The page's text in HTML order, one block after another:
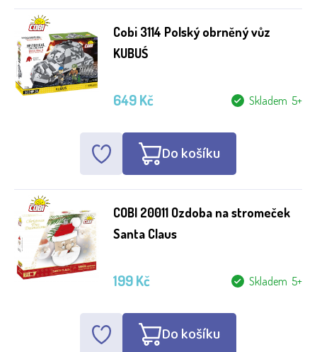
Cobi 3114 Polský obrněný vůz
KUBUŚ
Skladem 5+
649 Kč
Do košíku
COBI 20011 Ozdoba na stromeček
Santa Claus
Skladem 5+
199 Kč
Do košíku